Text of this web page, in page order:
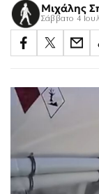
Μιχάλης
Σάββατο 4